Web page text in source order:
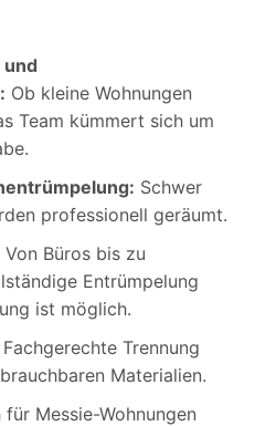
Ob kleine Wohnungen
Team kümmert sich um
Schwer
professionell geräumt.
Von Büros bis zu
Entrümpelung
ist möglich.
Fachgerechte Trennung
Materialien.
für Messie-Wohnungen